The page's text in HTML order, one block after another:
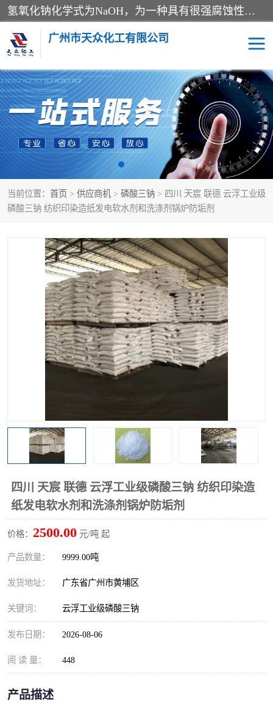
氢氧化钠化学式为NaOH，为一种具有很强腐蚀性的强碱，一般为片状或颗粒形态，易溶于水(溶于水时放热)并形成碱性溶液，另有潮解性，易吸取空气中的水蒸气(潮解)和(变质)。NaOH是化学实验室其中一种必备的化学品，亦为常见的化工品之一。纯品是无色透明的晶体。密度2.130g/cm3。熔点318.4℃。沸点1390℃。工业品含有少量的氯化和碳酸，是白色不透明的晶体。
广州市天众化工有限公司
当前位置： 首页 > 供应商机 > 磷酸三钠 > 四川 天宸 联德 云浮工业级
磷酸三钠 纺织印染造纸发电软水剂和洗涤剂锅炉防垢剂
四川 天宸 联德 云浮工业级磷酸三钠 纺织印染造
纸发电软水剂和洗涤剂锅炉防垢剂
价格： 2500.00 元/吨 起
产品数量： 9999.00吨
发货地址： 广东省广州市黄埔区
关键词： 云浮工业级磷酸三钠
发布日期： 2026-08-06
阅 读 量： 448
产品描述
亚硝酸钠 氢氧化钠
纯碱 硫代硫酸钠
草酸 醋酸钠
聚合氯化铝 焦磷酸二氢二钠
一水葡萄糖
聚丙烯酰胺 一水柠檬酸
磷酸氢二钠 葡萄糖酸钠
氯酸钠 磷酸二氢钾
过硫酸钠
尿素 碳酸氢钠
聚合硫酸铁 磷酸二氢钠
大苏打 硼酸
元明粉